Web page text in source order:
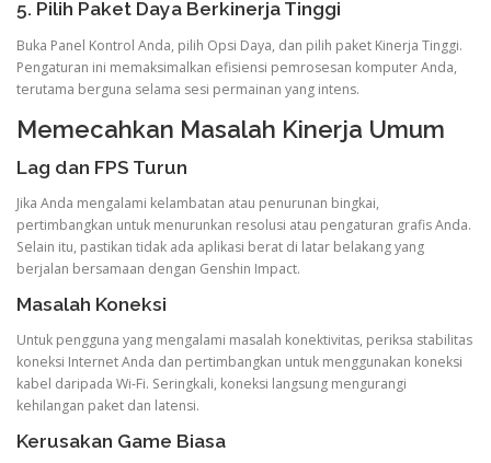
5. Pilih Paket Daya Berkinerja Tinggi
Buka Panel Kontrol Anda, pilih Opsi Daya, dan pilih paket Kinerja Tinggi.
Pengaturan ini memaksimalkan efisiensi pemrosesan komputer Anda,
terutama berguna selama sesi permainan yang intens.
Memecahkan Masalah Kinerja Umum
Lag dan FPS Turun
Jika Anda mengalami kelambatan atau penurunan bingkai,
pertimbangkan untuk menurunkan resolusi atau pengaturan grafis Anda.
Selain itu, pastikan tidak ada aplikasi berat di latar belakang yang
berjalan bersamaan dengan Genshin Impact.
Masalah Koneksi
Untuk pengguna yang mengalami masalah konektivitas, periksa stabilitas
koneksi Internet Anda dan pertimbangkan untuk menggunakan koneksi
kabel daripada Wi-Fi. Seringkali, koneksi langsung mengurangi
kehilangan paket dan latensi.
Kerusakan Game Biasa